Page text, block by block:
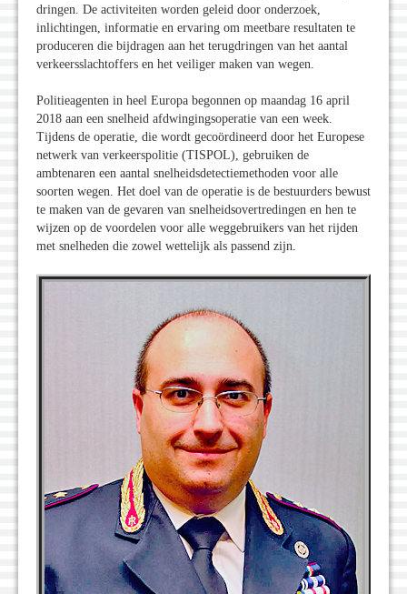
dringen. De activiteiten worden geleid door onderzoek,
inlichtingen, informatie en ervaring om meetbare resultaten te
produceren die bijdragen aan het terugdringen van het aantal
verkeersslachtoffers en het veiliger maken van wegen.
Politieagenten in heel Europa begonnen op maandag 16 april
2018 aan een snelheid afdwingingsoperatie van een week.
Tijdens de operatie, die wordt gecoördineerd door het Europese
netwerk van verkeerspolitie (TISPOL), gebruiken de
ambtenaren een aantal snelheidsdetectiemethoden voor alle
soorten wegen. Het doel van de operatie is de bestuurders bewust
te maken van de gevaren van snelheidsovertredingen en hen te
wijzen op de voordelen voor alle weggebruikers van het rijden
met snelheden die zowel wettelijk als passend zijn.